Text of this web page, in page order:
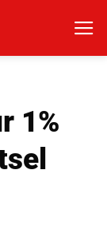
1%